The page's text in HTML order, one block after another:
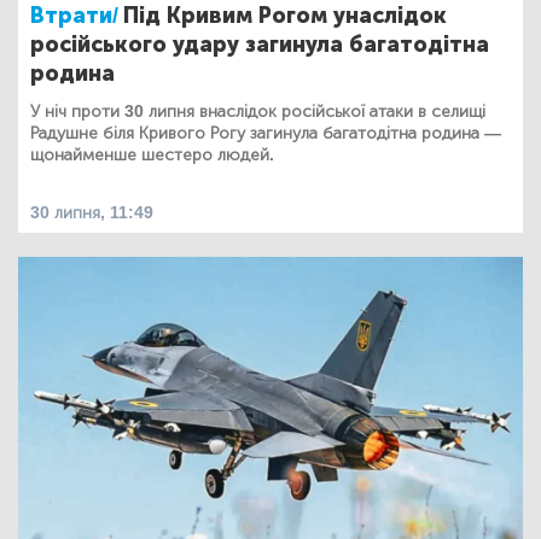
Втрати/ Під Кривим Рогом унаслідок
російського удару загинула багатодітна
родина
У ніч проти 30 липня внаслідок російської атаки в селищі
Радушне біля Кривого Рогу загинула багатодітна родина —
щонайменше шестеро людей.
30 липня, 11:49